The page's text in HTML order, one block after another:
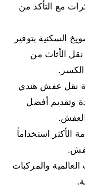
مع التأكد من
السكنية بتوفير
الأثاث من
الكسر.
نقل عفش هندي
وتقديم أفضل
الأكثر استخداماً
والمركبات